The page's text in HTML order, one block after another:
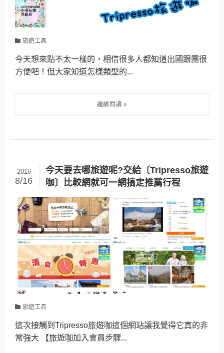
旅遊工具
今天想來點不太一樣的，相信很多人都知道出國跟團很
方便吧！但大家知道怎樣類型的...
今天要去哪旅遊呢?交給〔Tripresso旅遊
咖〕比較網就可一網搞定推薦行程
2016
8/16
旅遊工具
這次接觸到Tripresso旅遊咖這個網站讓我覺得它真的非
常強大 【旅遊咖加入會員步驟...